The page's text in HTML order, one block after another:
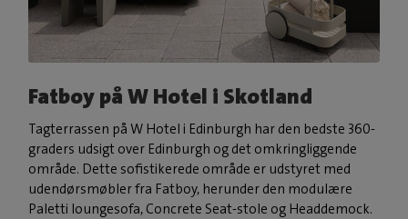
Fatboy på W Hotel i Skotland
Tagterrassen på W Hotel i Edinburgh har den bedste 360-
graders udsigt over Edinburgh og det omkringliggende
område. Dette sofistikerede område er udstyret med
udendørsmøbler fra Fatboy, herunder den modulære
Paletti loungesofa, Concrete Seat-stole og Headdemock.